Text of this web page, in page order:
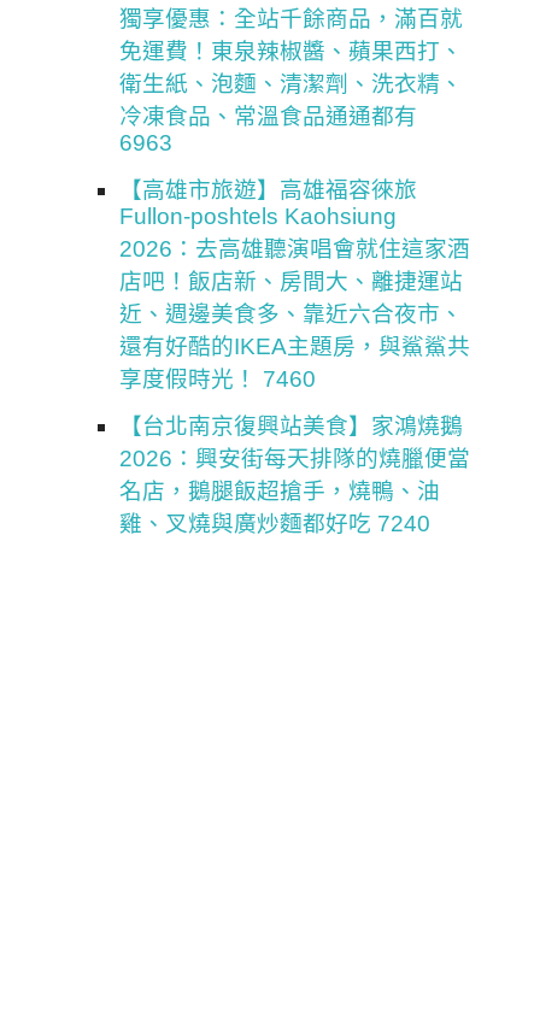
獨享優惠：全站千餘商品，滿百就
免運費！東泉辣椒醬、蘋果西打、
衛生紙、泡麵、清潔劑、洗衣精、
冷凍食品、常溫食品通通都有
6963
【高雄市旅遊】高雄福容徠旅
Fullon-poshtels Kaohsiung
2026：去高雄聽演唱會就住這家酒
店吧！飯店新、房間大、離捷運站
近、週邊美食多、靠近六合夜市、
還有好酷的IKEA主題房，與鯊鯊共
享度假時光！ 7460
【台北南京復興站美食】家鴻燒鵝
2026：興安街每天排隊的燒臘便當
名店，鵝腿飯超搶手，燒鴨、油
雞、叉燒與廣炒麵都好吃 7240